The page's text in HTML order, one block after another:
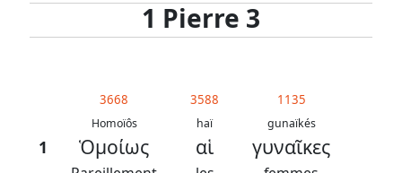
1 Pierre 3
1
3668
Homoïôs
Ὁμοίως
3588
haï
αἱ
1135
gunaïkés
γυναῖκες
Outils
Abréviations
grammaticales